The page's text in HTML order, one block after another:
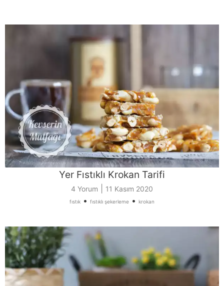
Yer Fıstıklı Krokan Tarifi
4 Yorum 11 Kasım 2020
fıstık • fıstıklı şekerleme • krokan